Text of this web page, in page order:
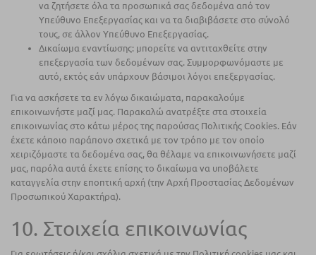
να ζητήσετε όλα τα προσωπικά σας δεδομένα από τον
Υπεύθυνο Επεξεργασίας και να τα διαβιβάσετε στο σύνολό
τους, σε άλλον Υπεύθυνο Επεξεργασίας.
Δικαίωμα εναντίωσης: μπορείτε να αντιταχθείτε στην
επεξεργασία των δεδομένων σας. Συμμορφωνόμαστε με
αυτό, εκτός εάν υπάρχουν βάσιμοι λόγοι επεξεργασίας.
Για να ασκήσετε τα εν λόγω δικαιώματα, παρακαλούμε
επικοινωνήστε μαζί μας. Παρακαλώ ανατρέξτε στα στοιχεία
επικοινωνίας στο κάτω μέρος της παρούσας Πολιτικής Cookies. Εάν
έχετε κάποιο παράπονο σχετικά με τον τρόπο με τον οποίο
χειριζόμαστε τα δεδομένα σας, θα θέλαμε να επικοινωνήσετε μαζί
μας, παρόλα αυτά έχετε επίσης το δικαίωμα να υποβάλετε
καταγγελία στην εποπτική αρχή (την Αρχή Προστασίας Δεδομένων
Προσωπικού Χαρακτήρα).
10. Στοιχεία επικοινωνίας